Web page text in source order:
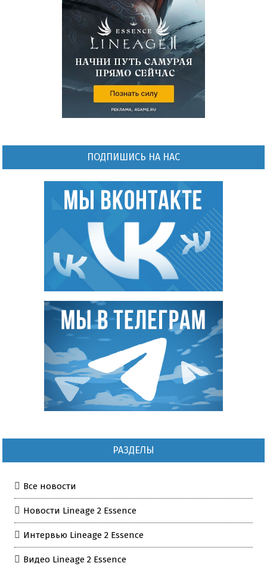
ПОДПИШИСЬ НА НАС
РАЗДЕЛЫ
Все новости
Новости Lineage 2 Essence
Интервью Lineage 2 Essence
Видео Lineage 2 Essence